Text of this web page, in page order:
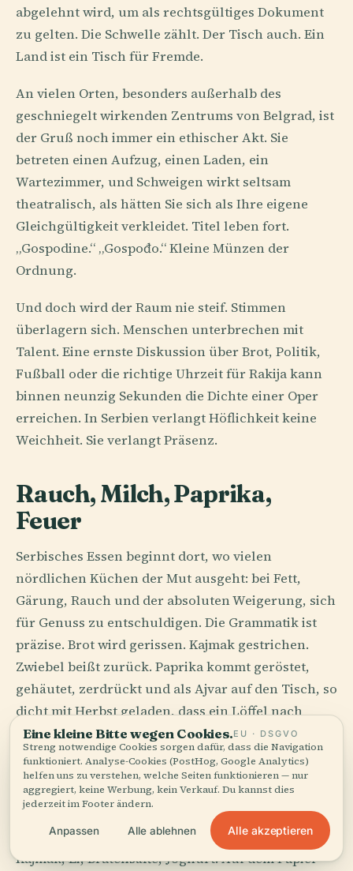
abgelehnt wird, um als rechtsgültiges Dokument
zu gelten. Die Schwelle zählt. Der Tisch auch. Ein
Land ist ein Tisch für Fremde.
An vielen Orten, besonders außerhalb des
geschniegelt wirkenden Zentrums von Belgrad, ist
der Gruß noch immer ein ethischer Akt. Sie
betreten einen Aufzug, einen Laden, ein
Wartezimmer, und Schweigen wirkt seltsam
theatralisch, als hätten Sie sich als Ihre eigene
Gleichgültigkeit verkleidet. Titel leben fort.
„Gospodine.“ „Gospođo.“ Kleine Münzen der
Ordnung.
Und doch wird der Raum nie steif. Stimmen
überlagern sich. Menschen unterbrechen mit
Talent. Eine ernste Diskussion über Brot, Politik,
Fußball oder die richtige Uhrzeit für Rakija kann
binnen neunzig Sekunden die Dichte einer Oper
erreichen. In Serbien verlangt Höflichkeit keine
Weichheit. Sie verlangt Präsenz.
Rauch, Milch, Paprika,
Feuer
Serbisches Essen beginnt dort, wo vielen
nördlichen Küchen der Mut ausgeht: bei Fett,
Gärung, Rauch und der absoluten Weigerung, sich
für Genuss zu entschuldigen. Die Grammatik ist
präzise. Brot wird gerissen. Kajmak gestrichen.
Zwiebel beißt zurück. Paprika kommt geröstet,
gehäutet, zerdrückt und als Ajvar auf den Tisch, so
dicht mit Herbst geladen, dass ein Löffel nach
einem ganzen Hof schmeckt, der drei Tage lang
gearbeitet hat. Eine Mahlzeit in Serbien posiert
nicht für Sie. Sie nimmt Sie in Beschlag.
Der große Trick: Schwer wirkt hier selten plump.
Denken Sie an komplet lepinja in Zlatibor: Brot,
Kajmak, Ei, Bratensäfte, Joghurt. Auf dem Papier
Eine kleine Bitte wegen Cookies.EU · DSGVO
Streng notwendige Cookies sorgen dafür, dass die Navigation
funktioniert. Analyse-Cookies (PostHog, Google Analytics)
helfen uns zu verstehen, welche Seiten funktionieren — nur
aggregiert, keine Werbung, kein Verkauf. Du kannst dies
jederzeit im Footer ändern.
Anpassen Alle ablehnen Alle akzeptieren